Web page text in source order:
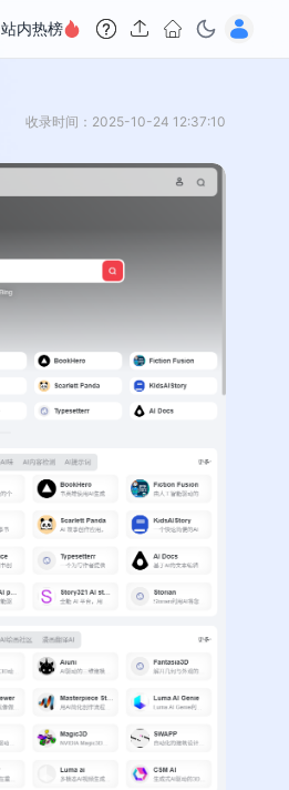
站内热榜
收录时间：2025-10-24 12:37:10